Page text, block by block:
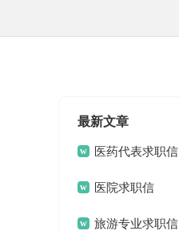
最新文章
医药代表求职信
医院求职信
旅游专业求职信